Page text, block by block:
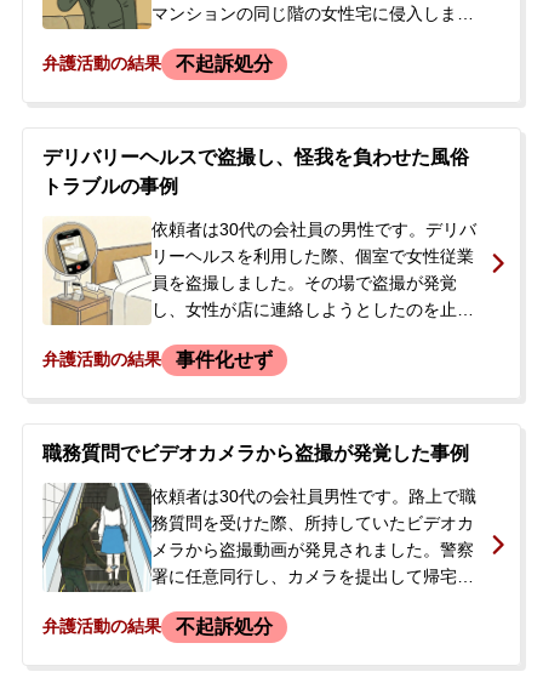
マンションの同じ階の女性宅に侵入しまし
残された形跡から推測して解錠したとのこ
見たという余罪（軽犯罪法違反）も捜査機
関に発覚していました。後日、警察官が自
宅を訪れ、警察署で事情聴取を受けまし
た。逮捕はされませんでしたが、今後の刑
事処分や被害者対応に大きな不安を抱いた
依頼者は、ご両親とともに当事務所へ相談
に訪れ、即日ご依頼いただくことになりま
弁護活動の結果 不起訴処分
デリバリーヘルスで盗撮し、怪我を負わせた風俗
トラブルの事例
依頼者は30代の会社員の男性です。デリバ
リーヘルスを利用した際、個室で女性従業
員を盗撮しました。その場で盗撮が発覚
し、女性が店に連絡しようとしたのを止め
を噛まれて負傷しました。その後、店の店
を書かされ、恐怖心から署名してしまいま
した。また、その場で女性の服に血が付着
したとして服代9万円を支払いました。店側
から高額な金銭を要望されており、どう対
応してよいかわからず、当事務所のLINE相
談窓口に連絡し、弁護を依頼されました。
弁護活動の結果 事件化せず
職務質問でビデオカメラから盗撮が発覚した事例
依頼者は30代の会社員男性です。路上で職
務質問を受けた際、所持していたビデオカ
メラから盗撮動画が発見されました。警察
署に任意同行し、カメラを提出して帰宅し
するよう要請されました。依頼者は数年間
弁護活動の結果 不起訴処分